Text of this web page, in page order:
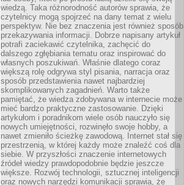
wiedzą. Taka różnorodność autorów sprawia, że
czytelnicy mogą spojrzeć na dany temat z wielu
perspektyw. Nie bez znaczenia jest również sposób
przekazywania informacji. Dobrze napisany artykuł
potrafi zaciekawić czytelnika, zachęcić do
dalszego zgłębiania tematu oraz inspirować do
własnych poszukiwań. Właśnie dlatego coraz
większą rolę odgrywa styl pisania, narracja oraz
sposób przedstawienia nawet najbardziej
skomplikowanych zagadnień. Warto także
pamiętać, że wiedza zdobywana w internecie może
mieć bardzo praktyczne zastosowanie. Dzięki
artykułom i poradnikom wiele osób nauczyło się
nowych umiejętności, rozwinęło swoje hobby, a
nawet zmieniło ścieżkę zawodową. Internet stał się
przestrzenią, w której każdy może znaleźć coś dla
siebie. W przyszłości znaczenie internetowych
źródeł wiedzy prawdopodobnie będzie jeszcze
większe. Rozwój technologii, sztucznej inteligencji
oraz nowych narzędzi komunikacji sprawia, że